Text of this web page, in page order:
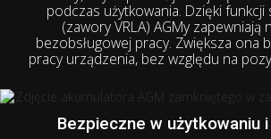
podczas użytkowania. Dzięki funkcji
(zawory VRLA) AGMy zapewniają
bezobsługowej pracy. Zwiększa ona
pracy urządzenia, bez względu na
Bezpieczne w użytkowaniu i